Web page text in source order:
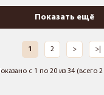
Показать ещё
1 2 > >|
с 1 по 20 из 34 (всего